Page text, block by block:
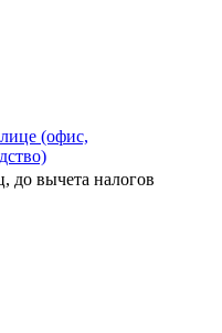
(офис,
до вычета налогов